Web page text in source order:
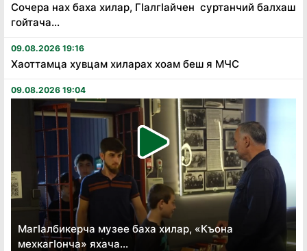
Сочера нах баха хилар, Гӏалгӏайчен суртанчий балхаш
гойтача...
09.08.2026 19:16
Хаоттамца хувцам хиларах хоам беш я МЧС
09.08.2026 19:04
Магӏалбикерча музее баха хилар, «Къона
мехкагӏонча» яхача...